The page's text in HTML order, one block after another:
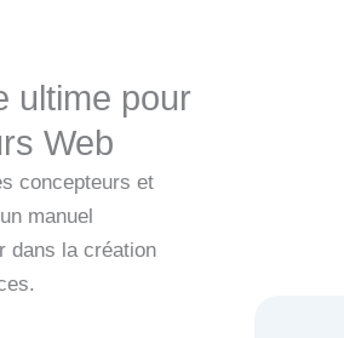
ultime pour
Web
concepteurs et
un manuel
dans la création